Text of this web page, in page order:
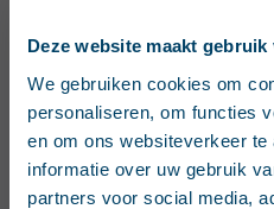
Deze website maakt gebruik
We gebruiken cookies om
personaliseren, om functies
en om ons websiteverkeer
informatie over uw gebruik
partners voor social media,
English (United
Nederlands (België)
Français (Belgique)